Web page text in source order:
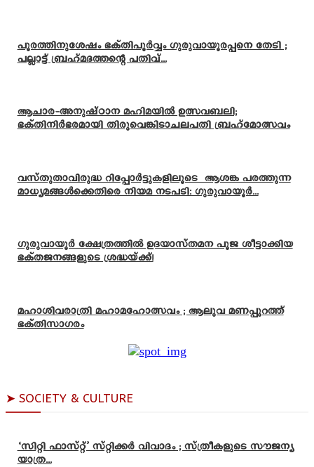
പൂരത്തിനുശേഷം ഭക്തിപൂർവ്വം ഗുരുവായൂരപ്പനെ തേടി ;
പല്ലാട്ട് ബ്രഹ്മദത്തന്റെ പതിവ്...
ആചാര-അനുഷ്ഠാന മഹിമയിൽ ഉത്സവബലി;
ഭക്തിനിർഭരമായി തിരുവെങ്കിടാചലപതി ബ്രഹ്മോത്സവം
വസ്തുതാവിരുദ്ധ റിപ്പോർട്ടുകളിലൂടെ ആശങ്ക പരത്തുന്ന
മാധ്യമങ്ങൾക്കെതിരെ നിയമ നടപടി: ഗുരുവായൂർ...
ഗുരുവായൂർ ക്ഷേത്രത്തിൽ ഉദയാസ്‌തമന പൂജ ശീട്ടാക്കിയ
ഭക്തജനങ്ങളുടെ ശ്രദ്ധയ്ക്ക്!
മഹാശിവരാത്രി മഹാമഹോത്സവം ; ആലുവ മണപ്പുറത്ത്
ഭക്തിസാഗരം
➤ SOCIETY & CULTURE
‘സിറ്റി ഫാസ്റ്റ്’ സ്റ്റിക്കർ വിവാദം ; സ്ത്രീകളുടെ സൗജന്യ
യാത്ര...